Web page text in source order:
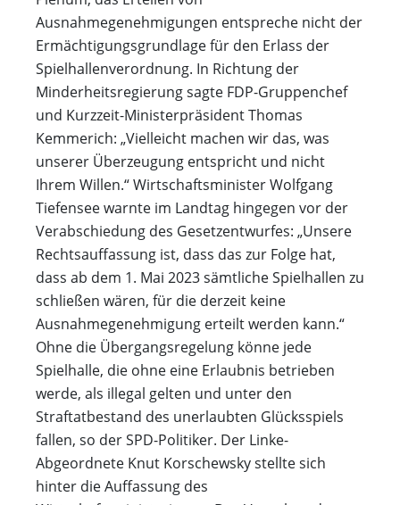
Ausnahmegenehmigungen entspreche nicht der
Ermächtigungsgrundlage für den Erlass der
Spielhallenverordnung. In Richtung der
Minderheitsregierung sagte FDP-Gruppenchef
und Kurzzeit-Ministerpräsident Thomas
Kemmerich: „Vielleicht machen wir das, was
unserer Überzeugung entspricht und nicht
Ihrem Willen.“ Wirtschaftsminister Wolfgang
Tiefensee warnte im Landtag hingegen vor der
Verabschiedung des Gesetzentwurfes: „Unsere
Rechtsauffassung ist, dass das zur Folge hat,
dass ab dem 1. Mai 2023 sämtliche Spielhallen zu
schließen wären, für die derzeit keine
Ausnahmegenehmigung erteilt werden kann.“
Ohne die Übergangsregelung könne jede
Spielhalle, die ohne eine Erlaubnis betrieben
werde, als illegal gelten und unter den
Straftatbestand des unerlaubten Glücksspiels
fallen, so der SPD-Politiker. Der Linke-
Abgeordnete Knut Korschewsky stellte sich
hinter die Auffassung des